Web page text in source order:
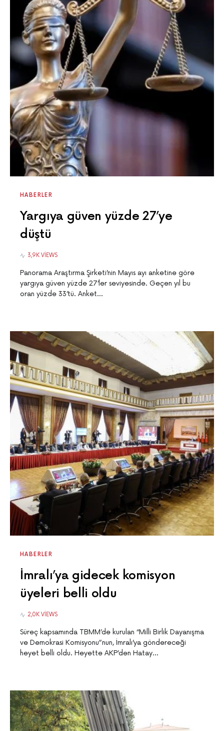
HABERLER
Yargıya güven yüzde 27’ye
düştü
3,9K VIEWS
Panorama Araştırma Şirketi’nin Mayıs ayı anketine göre
yargıya güven yüzde 27’ler seviyesinde. Geçen yıl bu
oran yüzde 33’tü. Anket…
HABERLER
İmralı’ya gidecek komisyon
üyeleri belli oldu
2,0K VIEWS
Süreç kapsamında TBMM’de kurulan “Milli Birlik Dayanışma
ve Demokrasi Komisyonu”nun, İmralı’ya göndereceği
heyet belli oldu. Heyette AKP’den Hatay…